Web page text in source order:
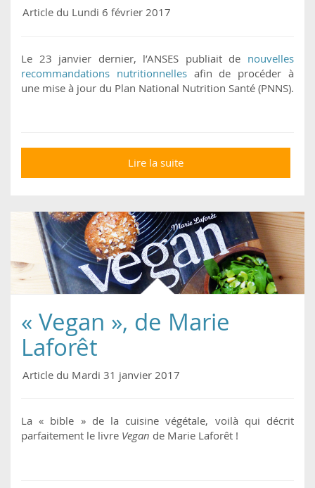
Article du Lundi 6 février 2017
Le 23 janvier dernier, l’ANSES publiait de nouvelles
recommandations nutritionnellesafin de procéder à
une mise à jour du Plan National Nutrition Santé (PNNS).
Lire la suite
recommandations
alimentaire dépassé
« Vegan », de Marie
Laforêt
Article du Mardi 31 janvier 2017
La « bible » de la cuisine végétale, voilà qui décrit
parfaitement le livre Vegan de Marie Laforêt !